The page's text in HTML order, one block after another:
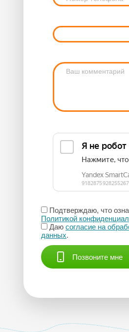
Подтверждаю, что
Политикой
Даю согласие на
данных.
Позвоните мне